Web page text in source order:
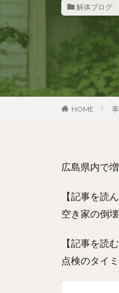
解体ブログ
HOME
広島県内で
【記事を読
空き家の倒
【記事を読
点検のタイ